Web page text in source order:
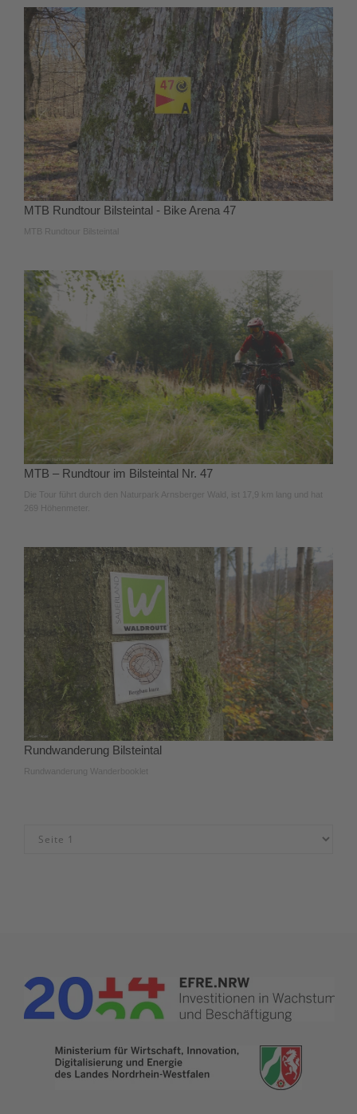
MTB Rundtour Bilsteintal - Bike Arena 47
MTB Rundtour Bilsteintal
MTB – Rundtour im Bilsteintal Nr. 47
Die Tour führt durch den Naturpark Arnsberger Wald, ist 17,9 km lang und hat
269 Höhenmeter.
Rundwanderung Bilsteintal
Rundwanderung Wanderbooklet